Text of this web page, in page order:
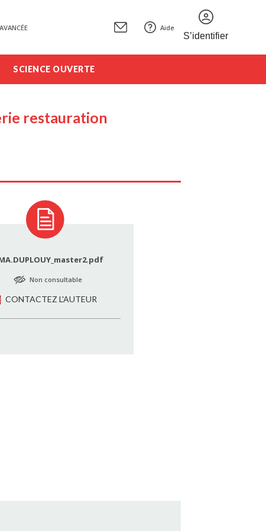
Aide
S’identifier
SCIENCE OUVERTE
restauration
Non consultable
CONTACTEZ L'AUTEUR